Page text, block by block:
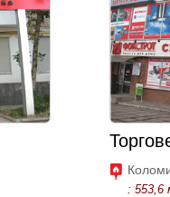
: 553,6